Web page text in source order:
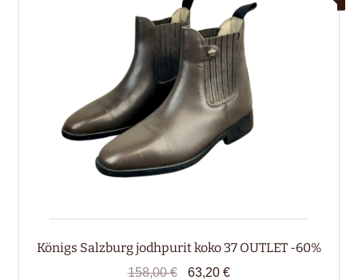
Königs Salzburg jodhpurit koko 37 OUTLET -60%
158,00€
Alkuperäinen
63,20€Nykyinen